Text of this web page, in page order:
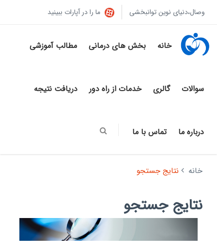
وصال،دنیای نوین توانبخشی ما را در آپارات ببینید
خانه بخش های درمانی مطالب آموزشی
سوالات گالری خدمات از راه دور دریافت نتیجه
درباره ما تماس با ما
خانه نتایج جستجو
نتایج جستجو